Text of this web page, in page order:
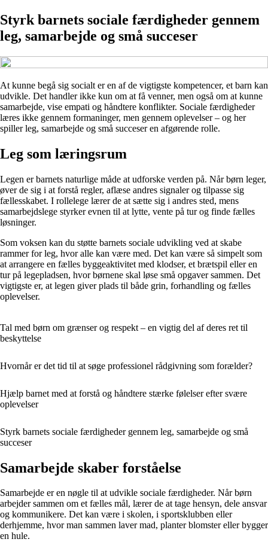
Styrk barnets sociale færdigheder gennem
leg, samarbejde og små succeser
At kunne begå sig socialt er en af de vigtigste kompetencer, et barn kan
udvikle. Det handler ikke kun om at få venner, men også om at kunne
samarbejde, vise empati og håndtere konflikter. Sociale færdigheder
læres ikke gennem formaninger, men gennem oplevelser – og her
spiller leg, samarbejde og små succeser en afgørende rolle.
Leg som læringsrum
Legen er barnets naturlige måde at udforske verden på. Når børn leger,
øver de sig i at forstå regler, aflæse andres signaler og tilpasse sig
fællesskabet. I rollelege lærer de at sætte sig i andres sted, mens
samarbejdslege styrker evnen til at lytte, vente på tur og finde fælles
løsninger.
Som voksen kan du støtte barnets sociale udvikling ved at skabe
rammer for leg, hvor alle kan være med. Det kan være så simpelt som
at arrangere en fælles byggeaktivitet med klodser, et brætspil eller en
tur på legepladsen, hvor børnene skal løse små opgaver sammen. Det
vigtigste er, at legen giver plads til både grin, forhandling og fælles
oplevelser.
Tal med børn om grænser og respekt – en vigtig del af deres ret til
beskyttelse
Hvornår er det tid til at søge professionel rådgivning som forælder?
Hjælp barnet med at forstå og håndtere stærke følelser efter svære
oplevelser
Styrk barnets sociale færdigheder gennem leg, samarbejde og små
succeser
Samarbejde skaber forståelse
Samarbejde er en nøgle til at udvikle sociale færdigheder. Når børn
arbejder sammen om et fælles mål, lærer de at tage hensyn, dele ansvar
og kommunikere. Det kan være i skolen, i sportsklubben eller
derhjemme, hvor man sammen laver mad, planter blomster eller bygger
en hule.